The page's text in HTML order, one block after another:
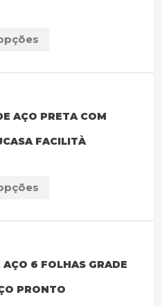
AÇO PRETA COM
FACILITÀ
6 FOLHAS GRADE
PRONTO